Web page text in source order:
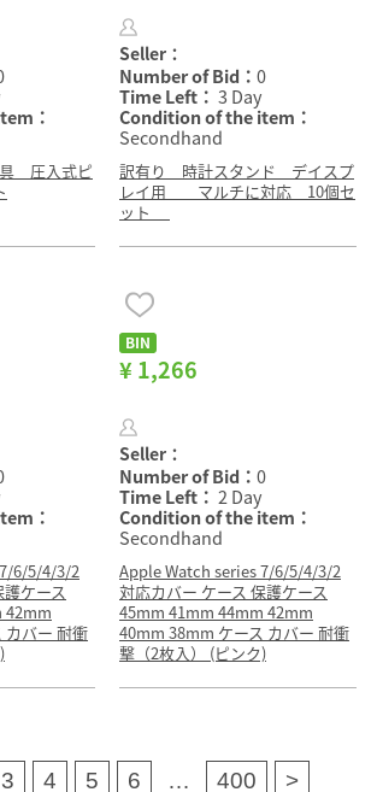
：
具 圧入式ピ
Seller：
Number of Bid： 0
Time Left： 3 Day
Condition of the item：
Secondhand
訳有り 時計スタンド デイスプ
レイ用 マルチに対応 10個セ
ット
：
6/5/4/3/2
ケース
42mm
バー 耐衝
BIN
¥ 1,266
Seller：
Number of Bid： 0
Time Left： 2 Day
Condition of the item：
Secondhand
Apple Watch series 7/6/5/4/3/2
対応カバー ケース 保護ケース
45mm 41mm 44mm 42mm
40mm 38mm ケース カバー 耐衝
撃（2枚入） (ピンク)
3 4 5 6 … 400 >